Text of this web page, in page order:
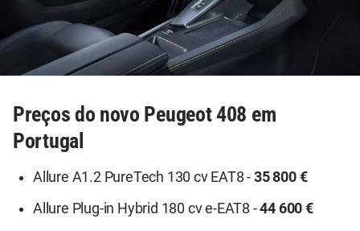
Preços do novo Peugeot 408 em
Portugal
Allure A1.2 PureTech 130 cv EAT8 - 35 800 €
Allure Plug-in Hybrid 180 cv e-EAT8 -44 600 €